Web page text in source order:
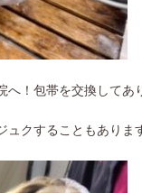
！包帯を交換してあ
ュクすることもありま